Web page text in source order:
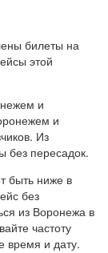
билеты на
этой
и
и
Из
без пересадок.
быть ниже в
без
из Воронежа в
частоту
время и дату.